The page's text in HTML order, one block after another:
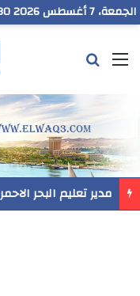
الجمعة، 7 أغسطس 2026 4:30 ص
القائمة